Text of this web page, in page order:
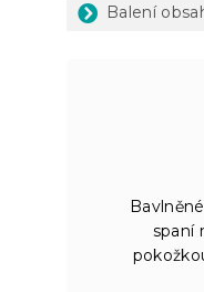
Balení
spaní